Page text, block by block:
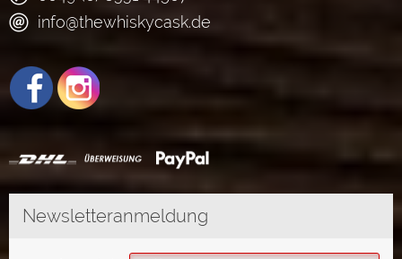
info@thewhiskycask.de